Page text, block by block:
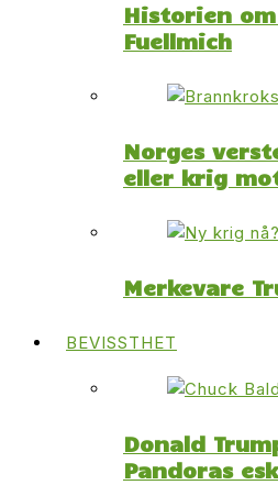
Historien
Fuellmich
Norges
eller krig
Merkevare
BEVISSTHET
Donald
Pandoras